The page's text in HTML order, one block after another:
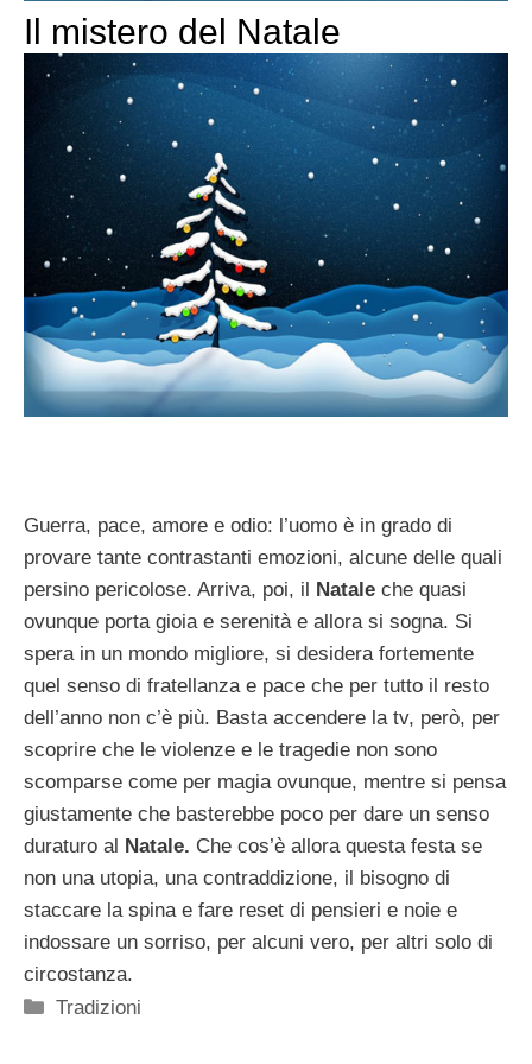
Il mistero del Natale
Guerra, pace, amore e odio: l’uomo è in grado di
provare tante contrastanti emozioni, alcune delle quali
persino pericolose. Arriva, poi, il
Natale che quasi
ovunque porta gioia e serenità e allora si sogna. Si
spera in un mondo migliore, si desidera fortemente
quel senso di fratellanza e pace che per tutto il resto
dell’anno non c’è più. Basta accendere la tv, però, per
scoprire che le violenze e le tragedie non sono
scomparse come per magia ovunque, mentre si pensa
giustamente che basterebbe poco per dare un senso
duraturo al Natale. Che cos’è allora questa festa se
non una utopia, una contraddizione, il bisogno di
staccare la spina e fare reset di pensieri e noie e
indossare un sorriso, per alcuni vero, per altri solo di
circostanza.
Categorie
Tradizioni